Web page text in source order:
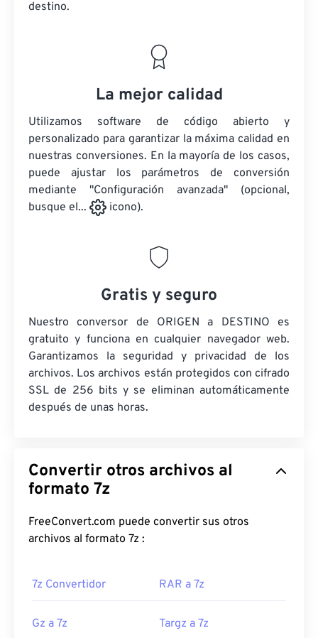
destino.
La mejor calidad
Utilizamos software de código abierto y
personalizado para garantizar la máxima calidad en
nuestras conversiones. En la mayoría de los casos,
puede ajustar los parámetros de conversión
mediante "Configuración avanzada" (opcional,
busque el...
icono).
Gratis y seguro
Nuestro conversor de ORIGEN a DESTINO es
gratuito y funciona en cualquier navegador web.
Garantizamos la seguridad y privacidad de los
archivos. Los archivos están protegidos con cifrado
SSL de 256 bits y se eliminan automáticamente
después de unas horas.
Convertir otros archivos al
formato 7z
FreeConvert.com puede convertir sus otros
archivos al formato 7z :
7z Convertidor RAR a 7z
Gz a 7z Targz a 7z